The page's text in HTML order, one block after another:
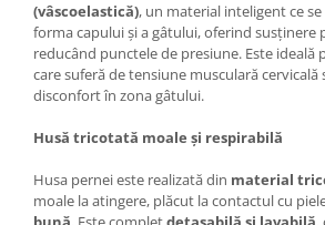
(vâscoelastică), un material inteligent ce
forma capului și a gâtului, oferind susținere
reducând punctele de presiune. Este ideală
care suferă de tensiune musculară cervicală
disconfort în zona gâtului.
Husă tricotată moale și respirabilă
Husa pernei este realizată din material
moale la atingere, plăcut la contactul cu